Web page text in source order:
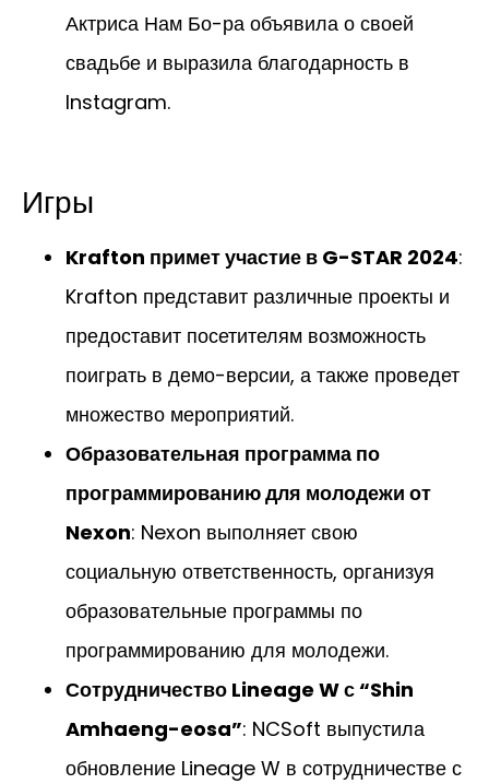
Актриса Нам Бо-ра объявила о своей
свадьбе и выразила благодарность в
Instagram.
Игры
Krafton примет участие в G-STAR 2024:
Krafton представит различные проекты и
предоставит посетителям возможность
поиграть в демо-версии, а также проведет
множество мероприятий.
Образовательная программа по
программированию для молодежи от
Nexon: Nexon выполняет свою
социальную ответственность, организуя
образовательные программы по
программированию для молодежи.
Сотрудничество Lineage W с “Shin
Amhaeng-eosa”: NCSoft выпустила
обновление Lineage W в сотрудничестве с